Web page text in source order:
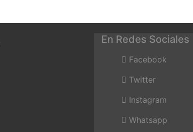
En Redes Sociales
Facebook
Twitter
Instagram
Whatsapp